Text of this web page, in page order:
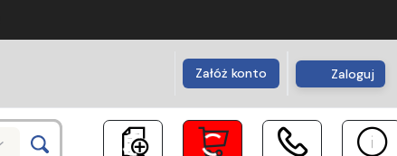
Załóż konto Zaloguj